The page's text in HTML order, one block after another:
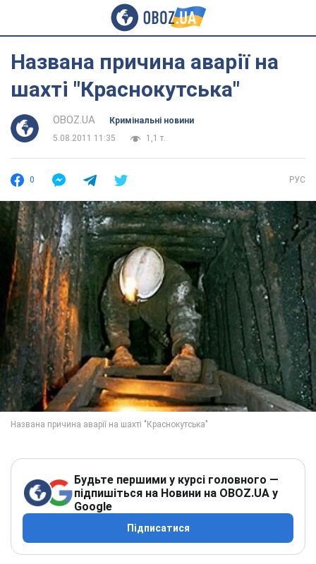
Названа причина аварії на
шахті "Краснокутська"
OBOZ.UA
Кримінальні новини
5.08.2011 11:35
1,1 т.
0 РУС
Будьте першими у курсі головного —
підпишіться на Новини на OBOZ.UA у
Google
Підписатися